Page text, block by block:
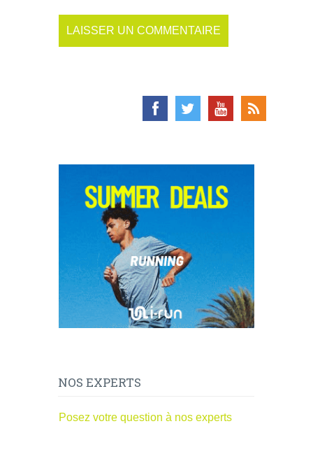
NOS EXPERTS
Posez votre question à nos experts